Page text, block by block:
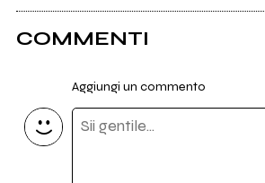
COMMENTI
Aggiungi un commento